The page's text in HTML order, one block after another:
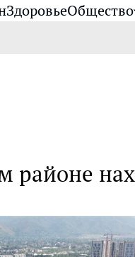
ЗдоровьеОбщество
районе